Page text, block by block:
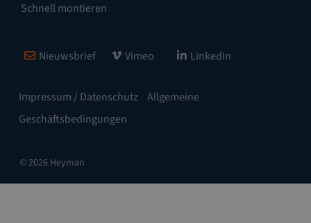
Schnell montieren
Impressum / Datenschutz Allgemeine
Geschäftsbedingungen
Nieuwsbrief Vimeo LinkedIn
© 2026 Heyman